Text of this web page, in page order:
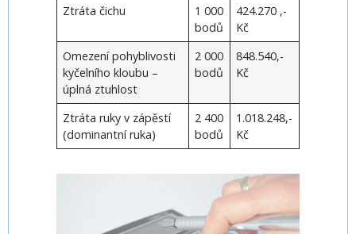
Ztráta čichu
1 000
bodů
424.270 ,-
Kč
Omezení pohyblivosti
kyčelního kloubu –
úplná ztuhlost
2 000
bodů
848.540,-
Kč
Ztráta ruky v zápěstí
(dominantní ruka)
2 400
bodů
1.018.248,-
Kč